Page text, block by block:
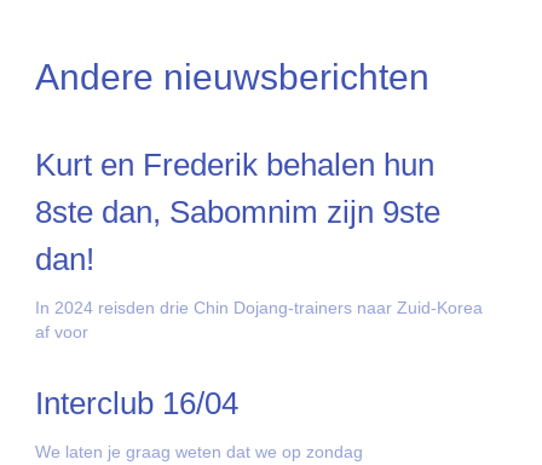
Andere nieuwsberichten
Kurt en Frederik behalen hun
8ste dan, Sabomnim zijn 9ste
dan!
In 2024 reisden drie Chin Dojang-trainers naar Zuid-Korea
af voor
Interclub 16/04
We laten je graag weten dat we op zondag